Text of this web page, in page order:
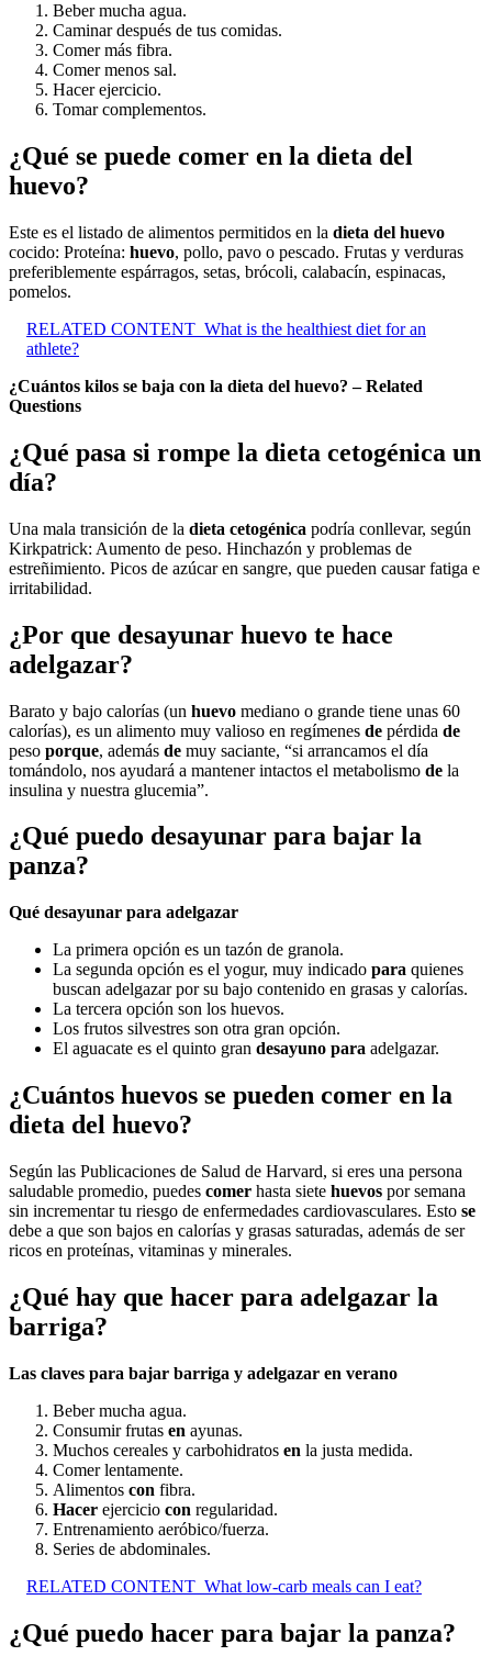
Beber mucha agua.
Caminar después de tus comidas.
Comer más fibra.
Comer menos sal.
Hacer ejercicio.
Tomar complementos.
¿Qué se puede comer en la dieta del
huevo?
Este es el listado de alimentos permitidos en la dieta del huevo
cocido: Proteína: huevo, pollo, pavo o pescado. Frutas y verduras
preferiblemente espárragos, setas, brócoli, calabacín, espinacas,
pomelos.
RELATED CONTENT What is the healthiest diet for an
athlete?
¿Cuántos kilos se baja con la dieta del huevo? – Related
Questions
¿Qué pasa si rompe la dieta cetogénica un
día?
Una mala transición de la dieta cetogénica podría conllevar, según
Kirkpatrick: Aumento de peso. Hinchazón y problemas de
estreñimiento. Picos de azúcar en sangre, que pueden causar fatiga e
irritabilidad.
¿Por que desayunar huevo te hace
adelgazar?
Barato y bajo calorías (un huevo mediano o grande tiene unas 60
calorías), es un alimento muy valioso en regímenes de pérdida de
peso porque, además de muy saciante, “si arrancamos el día
tomándolo, nos ayudará a mantener intactos el metabolismo de la
insulina y nuestra glucemia”.
¿Qué puedo desayunar para bajar la
panza?
Qué desayunar para adelgazar
La primera opción es un tazón de granola.
La segunda opción es el yogur, muy indicado para quienes
buscan adelgazar por su bajo contenido en grasas y calorías.
La tercera opción son los huevos.
Los frutos silvestres son otra gran opción.
El aguacate es el quinto gran desayuno para adelgazar.
¿Cuántos huevos se pueden comer en la
dieta del huevo?
Según las Publicaciones de Salud de Harvard, si eres una persona
saludable promedio, puedes comer hasta siete huevos por semana
sin incrementar tu riesgo de enfermedades cardiovasculares. Esto se
debe a que son bajos en calorías y grasas saturadas, además de ser
ricos en proteínas, vitaminas y minerales.
¿Qué hay que hacer para adelgazar la
barriga?
Las claves para bajar barriga y adelgazar en verano
Beber mucha agua.
Consumir frutas en ayunas.
Muchos cereales y carbohidratos en la justa medida.
Comer lentamente.
Alimentos con fibra.
Hacer ejercicio con regularidad.
Entrenamiento aeróbico/fuerza.
Series de abdominales.
RELATED CONTENT What low-carb meals can I eat?
¿Qué puedo hacer para bajar la panza?